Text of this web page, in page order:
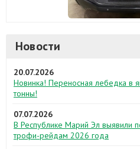
Новости
20.07.2026
Новинка! Переносная лебедка в
тонны!
07.07.2026
В Республике Марий Эл выявили
трофи-рейдам 2026 года